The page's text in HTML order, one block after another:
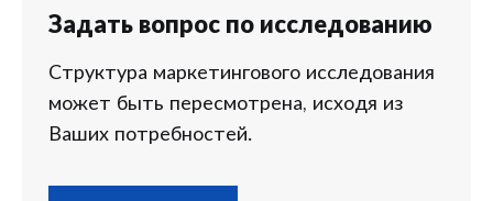
Задать вопрос по исследованию
Структура маркетингового исследования
может быть пересмотрена, исходя из
Ваших потребностей.